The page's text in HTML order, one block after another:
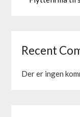
Recent
Der er ingen